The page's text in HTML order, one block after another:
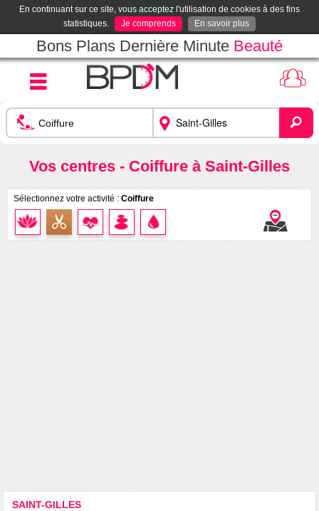
En continuant sur ce site, vous acceptez l'utilisation de cookies à des fins
statistiques.
Je comprends En savoir plus
Bons Plans Dernière Minute Beauté
Vos centres - Coiffure à Saint-Gilles
Sélectionnez votre activité : Coiffure
SAINT-GILLES